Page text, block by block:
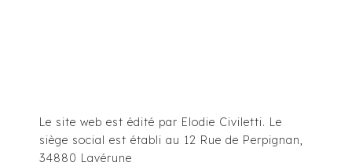
Le site web est édité par Elodie Civiletti. Le
siège social est établi au 12 Rue de Perpignan,
34880 Lavérune